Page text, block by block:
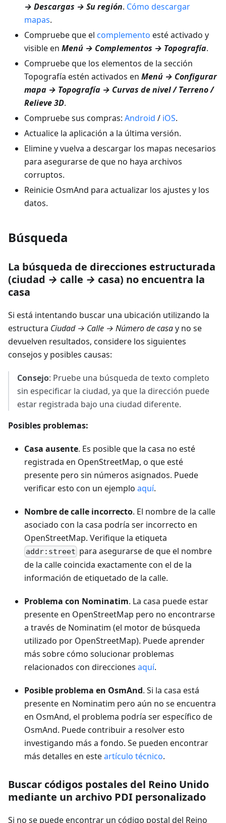
→ Descargas → Su región. Cómo descargar
mapas.
Compruebe que el complemento esté activado y
visible en Menú → Complementos → Topografía.
Compruebe que los elementos de la sección
Topografía estén activados en Menú → Configurar
mapa → Topografía → Curvas de nivel / Terreno /
Relieve 3D.
Compruebe sus compras: Android / iOS.
Actualice la aplicación a la última versión.
Elimine y vuelva a descargar los mapas necesarios
para asegurarse de que no haya archivos
corruptos.
Reinicie OsmAnd para actualizar los ajustes y los
datos.
Búsqueda
La búsqueda de direcciones estructurada
(ciudad → calle → casa) no encuentra la
casa
Si está intentando buscar una ubicación utilizando la
estructura Ciudad → Calle → Número de casay no se
devuelven resultados, considere los siguientes
consejos y posibles causas:
Consejo: Pruebe una búsqueda de texto completo
sin especificar la ciudad, ya que la dirección puede
estar registrada bajo una ciudad diferente.
Posibles problemas:
Casa ausente. Es posible que la casa no esté
registrada en OpenStreetMap, o que esté
presente pero sin números asignados. Puede
verificar esto con un ejemplo aquí.
Nombre de calle incorrecto. El nombre de la calle
asociado con la casa podría ser incorrecto en
OpenStreetMap. Verifique la etiqueta
addr:street para asegurarse de que el nombre
de la calle coincida exactamente con el de la
información de etiquetado de la calle.
Problema con Nominatim. La casa puede estar
presente en OpenStreetMap pero no encontrarse
a través de Nominatim (el motor de búsqueda
utilizado por OpenStreetMap). Puede aprender
más sobre cómo solucionar problemas
relacionados con direcciones aquí.
Posible problema en OsmAnd. Si la casa está
presente en Nominatim pero aún no se encuentra
en OsmAnd, el problema podría ser específico de
OsmAnd. Puede contribuir a resolver esto
investigando más a fondo. Se pueden encontrar
más detalles en esteartículo técnico.
Buscar códigos postales del Reino Unido
mediante un archivo PDI personalizado
Si no se puede encontrar un código postal del Reino